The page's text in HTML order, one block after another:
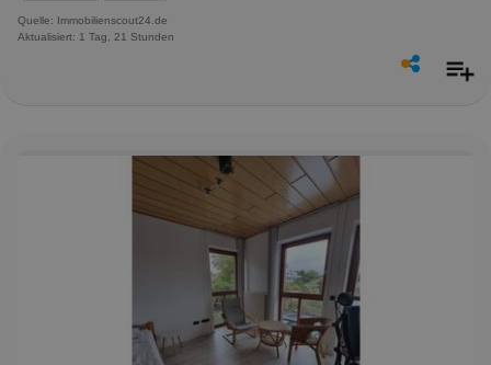
Quelle: Immobilienscout24.de
Aktualisiert: 1 Tag, 21 Stunden